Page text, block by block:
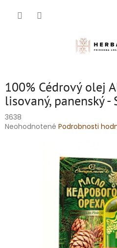
100% Cédrový olej
lisovaný, panenský -
3638
Priemerné
Neohodnotené Podrobnosti